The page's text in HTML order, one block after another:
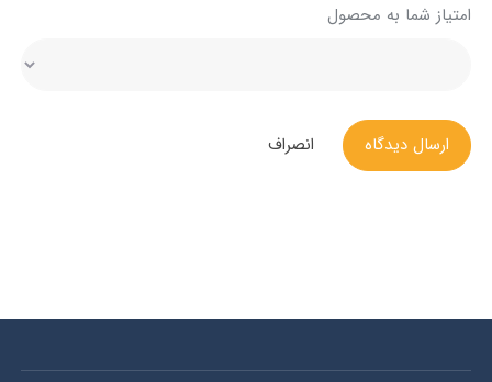
امتیاز شما به محصول
ارسال دیدگاه انصراف